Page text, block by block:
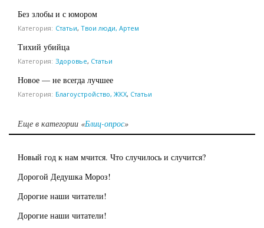
Без злобы и с юмором
Категория: Статьи, Твои люди, Артем
Тихий убийца
Категория: Здоровье, Статьи
Новое — не всегда лучшее
Категория: Благоустройство, ЖКХ, Статьи
Еще в категории «Блиц-опрос»
Новый год к нам мчится. Что случилось и случится?
Дорогой Дедушка Мороз!
Дорогие наши читатели!
Дорогие наши читатели!